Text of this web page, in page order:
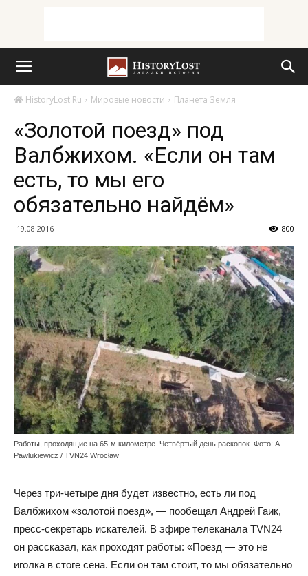
HistoryLost.Ru Мировые новости Планета Земля
«Золотой поезд» под
Валбжихом. «Если он там
есть, то мы его
обязательно найдём»
19.08.2016 800
Работы, проходящие на 65-м километре. Четвёртый день раскопок. Фото: A.
Pawlukiewicz / TVN24 Wrocław
Через три-четыре дня будет известно, есть ли под
Валбжихом «золотой поезд», — пообещал Андрей Гаик,
пресс-секретарь искателей. В эфире телеканала TVN24
он рассказал, как проходят работы: «Поезд — это не
иголка в стоге сена. Если он там стоит, то мы обязательно